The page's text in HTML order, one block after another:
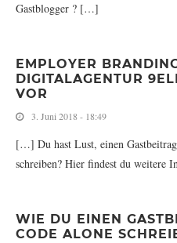
Gastblogger ? […]
EMPLOYER
DIGITALAGENTUR
VOR
3. Juni 2018 - 18:49
[…] Du hast Lust, einen
schreiben? Hier findest du weitere
WIE DU EINEN
CODE ALONE